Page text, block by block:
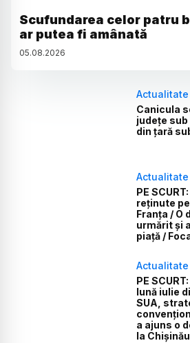
Scufundarea celor patru
ar putea fi amânată
05.08.2026
Actualitate
Canicula
județe
din țară
Actualitate
PE
reținute
Franța / O
urmărit și
piață /
Actualitate
PE
lună iulie
SUA,
a ajuns o
la Chișinău